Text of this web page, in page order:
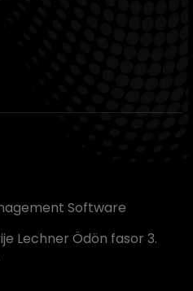
Software
Lechner Ödön fasor 3.